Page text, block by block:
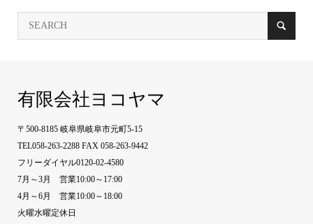
有限会社ヨコヤマ
〒500-8185 岐阜県岐阜市元町5-15
TEL058-263-2288 FAX 058-263-9442
フリーダイヤル0120-02-4580
7月～3月 営業10:00～17:00
4月～6月 営業10:00～18:00
火曜水曜定休日